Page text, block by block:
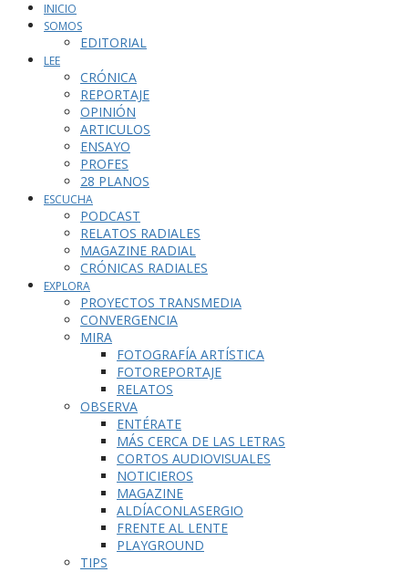
INICIO
SOMOS
EDITORIAL
LEE
CRÓNICA
REPORTAJE
OPINIÓN
ARTICULOS
ENSAYO
PROFES
28 PLANOS
ESCUCHA
PODCAST
RELATOS RADIALES
MAGAZINE RADIAL
CRÓNICAS RADIALES
EXPLORA
PROYECTOS TRANSMEDIA
CONVERGENCIA
MIRA
FOTOGRAFÍA ARTÍSTICA
FOTOREPORTAJE
RELATOS
OBSERVA
ENTÉRATE
MÁS CERCA DE LAS LETRAS
CORTOS AUDIOVISUALES
NOTICIEROS
MAGAZINE
ALDÍACONLASERGIO
FRENTE AL LENTE
PLAYGROUND
TIPS